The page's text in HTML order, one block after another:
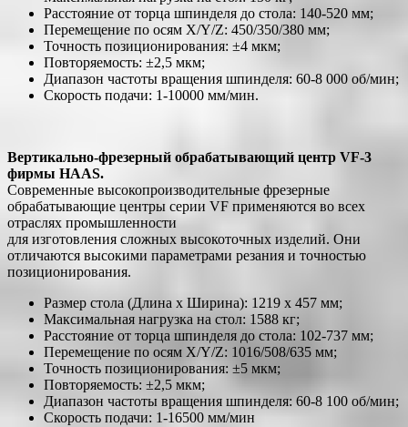
Расстояние от торца шпинделя до стола: 140-520 мм;
Перемещение по осям X/Y/Z: 450/350/380 мм;
Точность позиционирования: ±4 мкм;
Повторяемость: ±2,5 мкм;
Диапазон частоты вращения шпинделя: 60-8 000 об/мин;
Скорость подачи: 1-10000 мм/мин.
Вертикально-фрезерный обрабатывающий центр VF-3
фирмы HAAS.
Современные высокопроизводительные фрезерные
обрабатывающие центры серии VF применяются во всех
отраслях промышленности
для изготовления сложных высокоточных изделий. Они
отличаются высокими параметрами резания и точностью
позиционирования.
Размер стола (Длина х Ширина): 1219 х 457 мм;
Максимальная нагрузка на стол: 1588 кг;
Расстояние от торца шпинделя до стола: 102-737 мм;
Перемещение по осям X/Y/Z: 1016/508/635 мм;
Точность позиционирования: ±5 мкм;
Повторяемость: ±2,5 мкм;
Диапазон частоты вращения шпинделя: 60-8 100 об/мин;
Скорость подачи: 1-16500 мм/мин